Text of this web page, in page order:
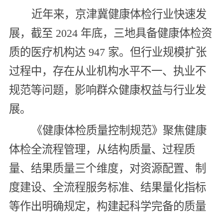
近年来，京津冀健康体检行业快速发
展，截至 2024 年底，三地具备健康体检资
质的医疗机构达 947 家。但行业规模扩张
过程中，存在从业机构水平不一、执业不
规范等问题，影响群众健康权益与行业发
展。
《健康体检质量控制规范》聚焦健康
体检全流程管理，从结构质量、过程质
量、结果质量三个维度，对资源配置、制
度建设、全流程服务标准、结果量化指标
等作出明确规定，构建起科学完备的质量